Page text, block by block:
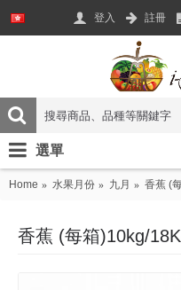
登入 註冊
選單
Home 水果月份 九月 香蕉 (
香蕉 (每箱)10kg/